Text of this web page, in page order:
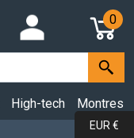
0
High-tech
Montres
EUR €